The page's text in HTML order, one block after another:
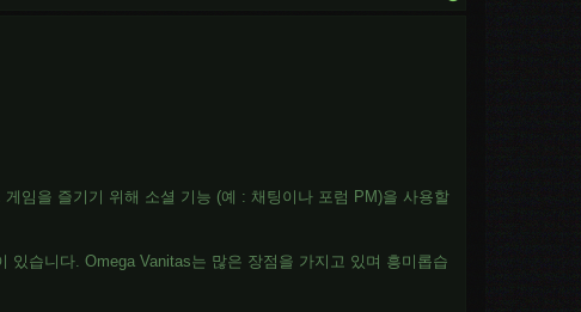
임을 즐기기 위해 소셜 기능 (예 : 채팅이나 포럼 PM)을 사용할
습니다. Omega Vanitas는 많은 장점을 가지고 있며 흥미롭습